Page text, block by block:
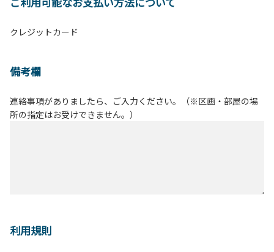
クレジットカード
備考欄
連絡事項がありましたら、ご入力ください。（※区画・部屋の場
所の指定はお受けできません。）
利用規則